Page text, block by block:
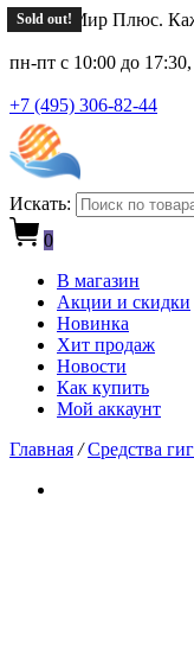
Новый Мир Плюс.
пн-пт с 10:00 до
+7 (495) 306-82-44
Искать:
0
В магазин
Акции и скидки
Новинка
Хит продаж
Новости
Как купить
Мой аккаунт
Главная / Средства
Sold out!
Sold out!
Sold out!